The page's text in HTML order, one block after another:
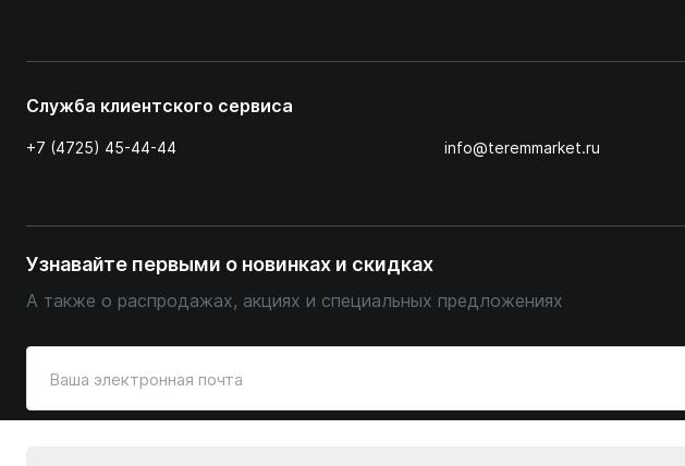
Служба клиентского сервиса
+7 (4725) 45-44-44 info@teremmarket.ru
Узнавайте первыми о новинках и скидках
А также о распродажах, акциях и специальных предложениях
Введите
ваш